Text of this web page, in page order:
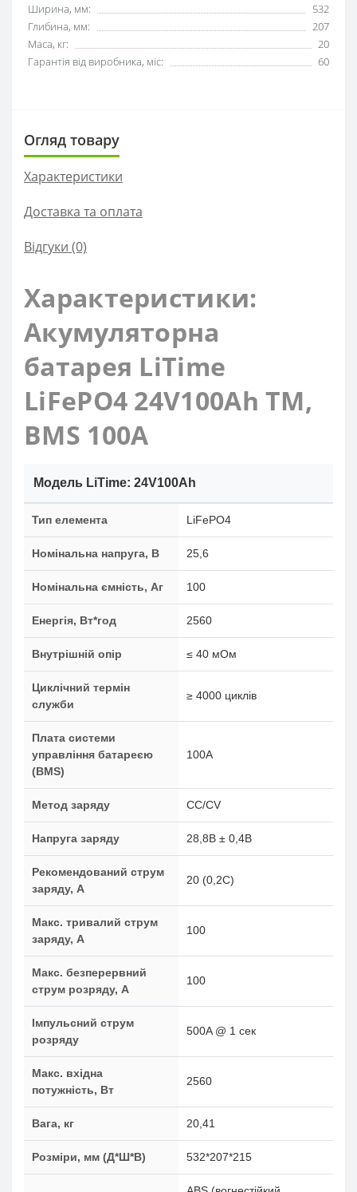
Ширина, мм:
532
Глибина, мм:
207
Маса, кг:
20
Гарантія від виробника, міс:
60
Огляд товару
Характеристики
Доставка та оплата
Відгуки (0)
Характеристики:
Акумуляторна
батарея LiTime
LiFePO4 24V100Ah TM,
BMS 100A
Модель LiTime: 24V100Ah
Тип елемента LiFePO4
Номінальна напруга, В 25,6
Номінальна ємність, Аг 100
Енергія, Вт*год 2560
Внутрішній опір ≤ 40 мОм
Циклічний термін
служби
≥ 4000 циклів
Плата системи
управління батареєю
(BMS)
100A
Метод заряду CC/CV
Напруга заряду 28,8В ± 0,4В
Рекомендований струм
заряду, А
20 (0,2C)
Макс. тривалий струм
заряду, А
100
Макс. безперервний
струм розряду, А
100
Імпульсний струм
розряду
500A @ 1 сек
Макс. вхідна
потужність, Вт
2560
Вага, кг 20,41
Розміри, мм (Д*Ш*В) 532*207*215